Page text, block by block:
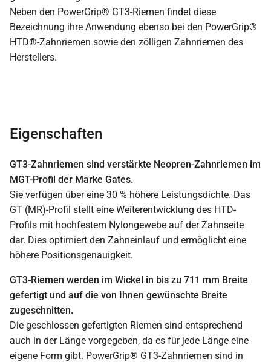
Neben den PowerGrip® GT3-Riemen findet diese
Bezeichnung ihre Anwendung ebenso bei den PowerGrip®
HTD®-Zahnriemen sowie den zölligen Zahnriemen des
Herstellers.
Eigenschaften
GT3-Zahnriemen sind verstärkte Neopren-Zahnriemen im
MGT-Profil der Marke Gates.
Sie verfügen über eine 30 % höhere Leistungsdichte. Das
GT (MR)-Profil stellt eine Weiterentwicklung des HTD-
Profils mit hochfestem Nylongewebe auf der Zahnseite
dar. Dies optimiert den Zahneinlauf und ermöglicht eine
höhere Positionsgenauigkeit.
GT3-Riemen werden im Wickel in bis zu 711 mm Breite
gefertigt und auf die von Ihnen gewünschte Breite
zugeschnitten.
Die geschlossen gefertigten Riemen sind entsprechend
auch in der Länge vorgegeben, da es für jede Länge eine
eigene Form gibt. PowerGrip® GT3-Zahnriemen sind in